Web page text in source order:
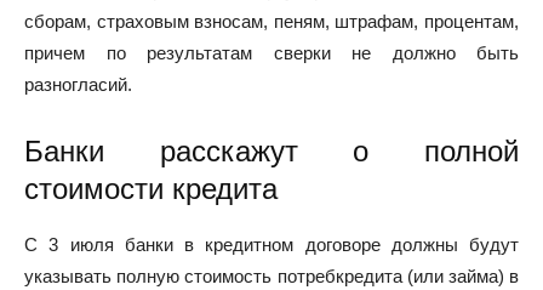
сборам, страховым взносам, пеням, штрафам, процентам,
причем по результатам сверки не должно быть
разногласий.
Банки расскажут о полной
стоимости кредита
С 3 июля банки в кредитном договоре должны будут
указывать полную стоимость потребкредита (или займа) в